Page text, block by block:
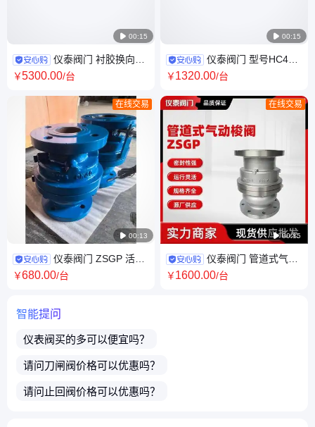
 00:15
仪泰阀门 衬胶换向止
回阀 H49J 矿浆 耐磨 耐腐蚀 泰
￥5300.00/台
 00:13
在线交易
仪泰阀门 ZSGP 活塞
式法兰气动梭阀 制氮机用 带限
￥680.00/台
 00:15
仪泰阀门 型号HC44X
软密封 单向逆止 水利控制 不锈
￥1320.00/台
 00:15
在线交易
仪泰阀门 管道式气动
梭阀 型号ZSGP-16 不锈钢、碳
￥1600.00/台
智能提问
仪表阀买的多可以便宜吗？
请问刀闸阀价格可以优惠吗？
请问 止回阀价格可以优惠吗？